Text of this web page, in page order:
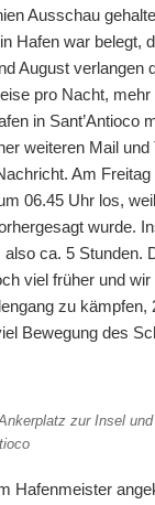
Ausschau
Hafen war belegt,
August verlangen
pro Nacht,
in Sant’Antioco
weiteren Mail und
Am
06.45 Uhr los,
wurde.
ca. 5 Stunden.
viel früher und
zu kämpfen,
Bewegung des
zur Insel
Hafenmeister